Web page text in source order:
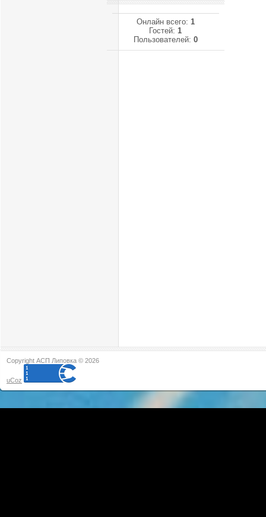
Онлайн всего: 1
Гостей:1
Пользователей: 0
Copyright АСП Липовка © 2026
uCoz